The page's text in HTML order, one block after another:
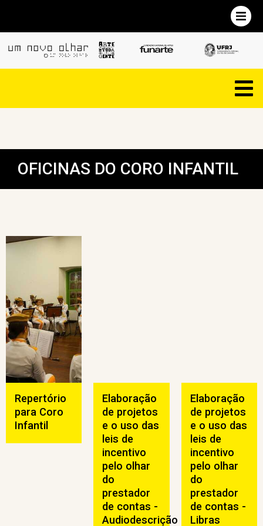
OFICINAS DO CORO INFANTIL
Repertório
para Coro
Infantil
Elaboração
de projetos
e o uso das
leis de
incentivo
pelo olhar
do
prestador
de contas -
Audiodescrição
Elaboração
de projetos
e o uso das
leis de
incentivo
pelo olhar
do
prestador
de contas -
Libras